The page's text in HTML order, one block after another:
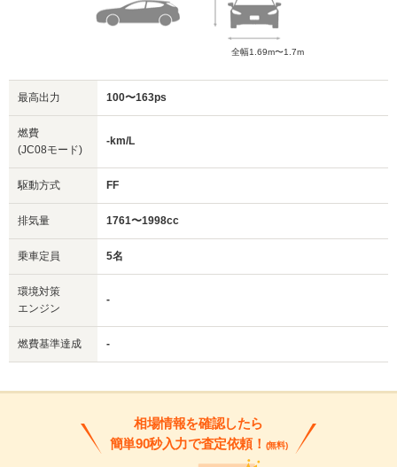
全幅1.69m〜1.7m
最高出力 100〜163ps
燃費
(JC08モード)
-km/L
駆動方式 FF
排気量 1761〜1998cc
乗車定員 5名
環境対策
エンジン
-
燃費基準達成 -
相場情報を確認したら
簡単90秒入力で査定依頼！ (無料)